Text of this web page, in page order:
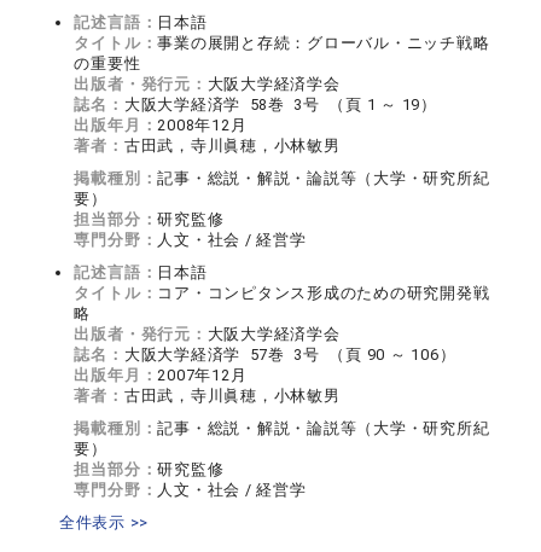
記述言語： 日本語
タイトル：事業の展開と存続：グローバル・ニッチ戦略
の重要性
出版者・発行元： 大阪大学経済学会
誌名： 大阪大学経済学 58巻 3号 （頁 1 ～ 19）
出版年月： 2008年12月
著者： 古田武，寺川眞穂，小林敏男
掲載種別：記事・総説・解説・論説等（大学・研究所紀
要）
担当部分：研究監修
専門分野： 人文・社会 / 経営学
記述言語： 日本語
タイトル： コア・コンピタンス形成のための研究開発戦
略
出版者・発行元： 大阪大学経済学会
誌名： 大阪大学経済学 57巻 3号 （頁 90 ～ 106）
出版年月： 2007年12月
著者： 古田武，寺川眞穂，小林敏男
掲載種別：記事・総説・解説・論説等（大学・研究所紀
要）
担当部分：研究監修
専門分野： 人文・社会 / 経営学
全件表示 >>